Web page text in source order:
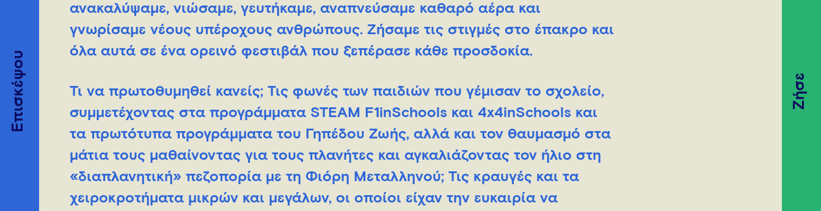
Ζήσε
Επισκέψου
ανακαλύψαμε, νιώσαμε, γευτήκαμε, αναπνεύσαμε καθαρό αέρα και
γνωρίσαμε νέους υπέροχους ανθρώπους. Ζήσαμε τις στιγμές στο έπακρο και
όλα αυτά σε ένα ορεινό φεστιβάλ που ξεπέρασε κάθε προσδοκία.
Τι να πρωτοθυμηθεί κανείς; Τις φωνές των παιδιών που γέμισαν το σχολείο,
συμμετέχοντας στα προγράμματα STEAM F1inSchools και 4x4inSchools και
τα πρωτότυπα προγράμματα του Γηπέδου Ζωής, αλλά και τον θαυμασμό στα
μάτια τους μαθαίνοντας για τους πλανήτες και αγκαλιάζοντας τον ήλιο στη
«διαπλανητική» πεζοπορία με τη Φιόρη Μεταλληνού; Τις κραυγές και τα
χειροκροτήματα μικρών και μεγάλων, οι οποίοι είχαν την ευκαιρία να